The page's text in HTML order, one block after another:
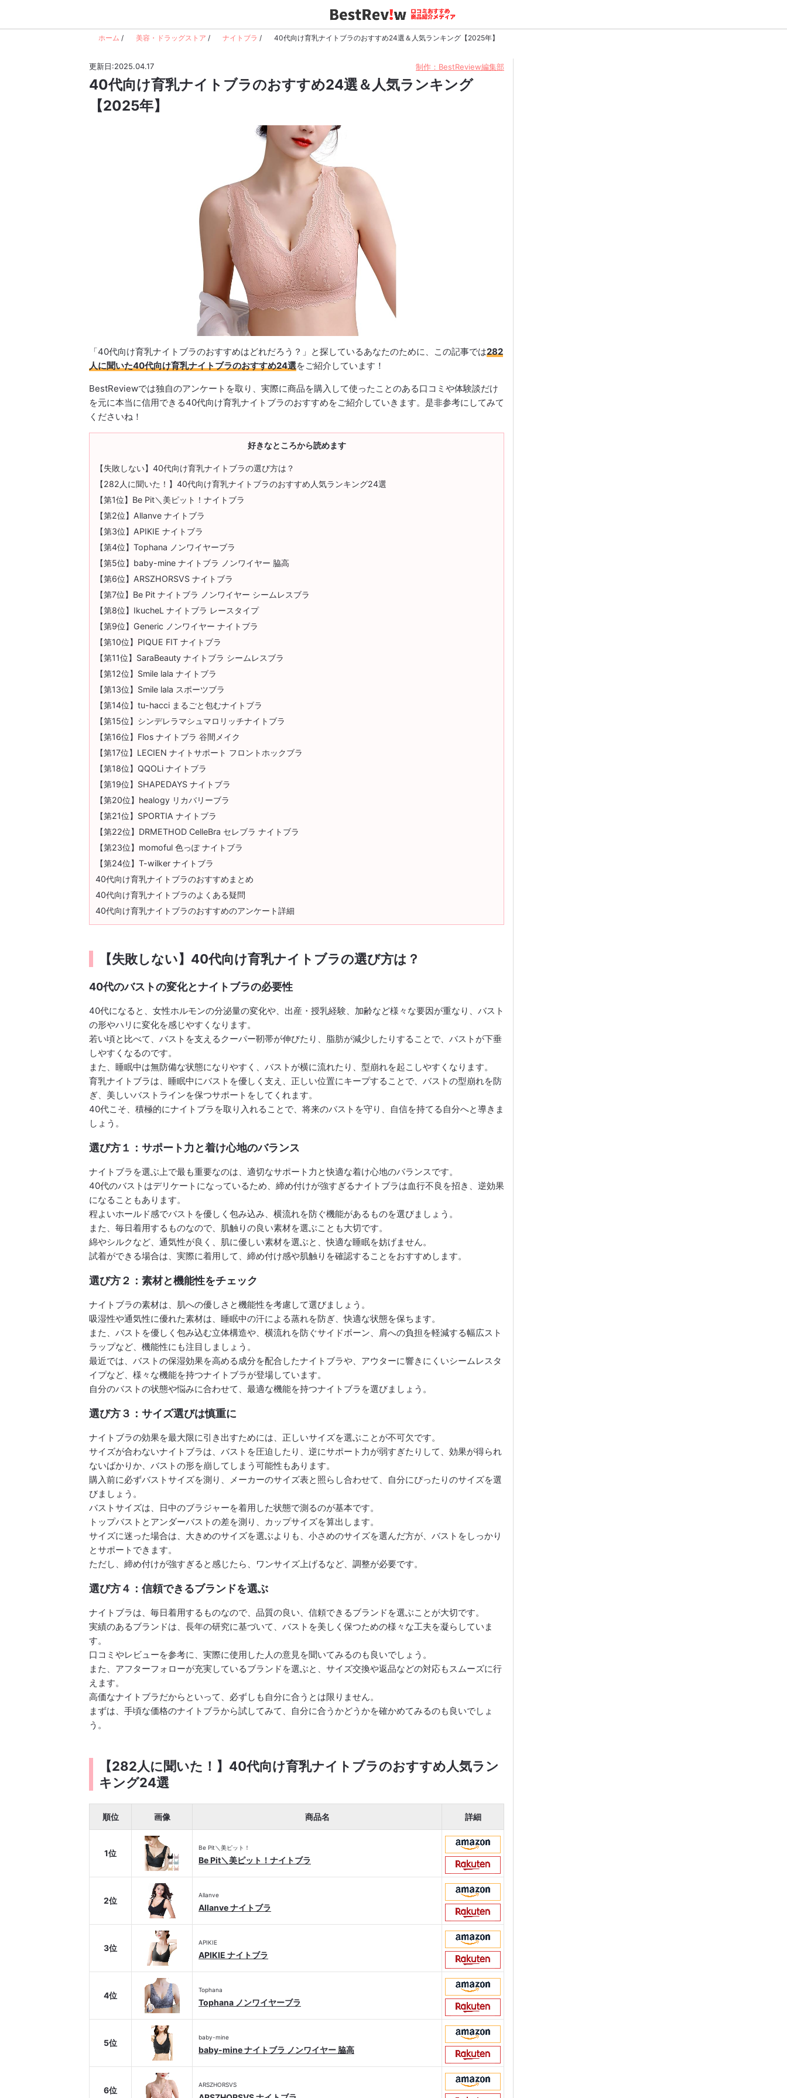
ホーム / 美容・ドラッグストア / ナイトブラ / 40代向け育乳ナイトブラのおすすめ24選＆人気ランキング【2025年】
更新日:2025.04.17 制作：BestReview編集部
40代向け育乳ナイトブラのおすすめ24選＆人気ランキング
【2025年】
「40代向け育乳ナイトブラのおすすめはどれだろう？」と探しているあなたのために、この記事では282
人に聞いた40代向け育乳ナイトブラのおすすめ24選をご紹介しています！
BestReviewでは独自のアンケートを取り、実際に商品を購入して使ったことのある口コミや体験談だけ
を元に本当に信用できる40代向け育乳ナイトブラのおすすめをご紹介していきます。是非参考にしてみて
くださいね！
好きなところから読めます
【失敗しない】40代向け育乳ナイトブラの選び方は？
【282人に聞いた！】40代向け育乳ナイトブラのおすすめ人気ランキング24選
【第1位】Be Pit＼美ピット！ナイトブラ
【第2位】Allanve ナイトブラ
【第3位】APIKIE ナイトブラ
【第4位】Tophana ノンワイヤーブラ
【第5位】baby-mine ナイトブラ ノンワイヤー 脇高
【第6位】ARSZHORSVS ナイトブラ
【第7位】Be Pit ナイトブラ ノンワイヤー シームレスブラ
【第8位】IkucheL ナイトブラ レースタイプ
【第9位】Generic ノンワイヤー ナイトブラ
【第10位】PIQUE FIT ナイトブラ
【第11位】SaraBeauty ナイトブラ シームレスブラ
【第12位】Smile lala ナイトブラ
【第13位】Smile lala スポーツブラ
【第14位】tu-hacci まるごと包むナイトブラ
【第15位】シンデレラマシュマロリッチナイトブラ
【第16位】Flos ナイトブラ 谷間メイク
【第17位】LECIEN ナイトサポート フロントホックブラ
【第18位】QQOLi ナイトブラ
【第19位】SHAPEDAYS ナイトブラ
【第20位】healogy リカバリーブラ
【第21位】SPORTIA ナイトブラ
【第22位】DRMETHOD CelleBra セレブラ ナイトブラ
【第23位】momoful 色っぽ ナイトブラ
【第24位】T-wilker ナイトブラ
40代向け育乳ナイトブラのおすすめまとめ
40代向け育乳ナイトブラのよくある疑問
40代向け育乳ナイトブラのおすすめのアンケート詳細
【失敗しない】40代向け育乳ナイトブラの選び方は？
40代のバストの変化とナイトブラの必要性
40代になると、女性ホルモンの分泌量の変化や、出産・授乳経験、加齢など様々な要因が重なり、バスト
の形やハリに変化を感じやすくなります。
若い頃と比べて、バストを支えるクーパー靭帯が伸びたり、脂肪が減少したりすることで、バストが下垂
しやすくなるのです。
また、睡眠中は無防備な状態になりやすく、バストが横に流れたり、型崩れを起こしやすくなります。
育乳ナイトブラは、睡眠中にバストを優しく支え、正しい位置にキープすることで、バストの型崩れを防
ぎ、美しいバストラインを保つサポートをしてくれます。
40代こそ、積極的にナイトブラを取り入れることで、将来のバストを守り、自信を持てる自分へと導きま
しょう。
選び方１：サポート力と着け心地のバランス
ナイトブラを選ぶ上で最も重要なのは、適切なサポート力と快適な着け心地のバランスです。
40代のバストはデリケートになっているため、締め付けが強すぎるナイトブラは血行不良を招き、逆効果
になることもあります。
程よいホールド感でバストを優しく包み込み、横流れを防ぐ機能があるものを選びましょう。
また、毎日着用するものなので、肌触りの良い素材を選ぶことも大切です。
綿やシルクなど、通気性が良く、肌に優しい素材を選ぶと、快適な睡眠を妨げません。
試着ができる場合は、実際に着用して、締め付け感や肌触りを確認することをおすすめします。
選び方２：素材と機能性をチェック
ナイトブラの素材は、肌への優しさと機能性を考慮して選びましょう。
吸湿性や通気性に優れた素材は、睡眠中の汗による蒸れを防ぎ、快適な状態を保ちます。
また、バストを優しく包み込む立体構造や、横流れを防ぐサイドボーン、肩への負担を軽減する幅広スト
ラップなど、機能性にも注目しましょう。
最近では、バストの保湿効果を高める成分を配合したナイトブラや、アウターに響きにくいシームレスタ
イプなど、様々な機能を持つナイトブラが登場しています。
自分のバストの状態や悩みに合わせて、最適な機能を持つナイトブラを選びましょう。
選び方３：サイズ選びは慎重に
ナイトブラの効果を最大限に引き出すためには、正しいサイズを選ぶことが不可欠です。
サイズが合わないナイトブラは、バストを圧迫したり、逆にサポート力が弱すぎたりして、効果が得られ
ないばかりか、バストの形を崩してしまう可能性もあります。
購入前に必ずバストサイズを測り、メーカーのサイズ表と照らし合わせて、自分にぴったりのサイズを選
びましょう。
バストサイズは、日中のブラジャーを着用した状態で測るのが基本です。
トップバストとアンダーバストの差を測り、カップサイズを算出します。
サイズに迷った場合は、大きめのサイズを選ぶよりも、小さめのサイズを選んだ方が、バストをしっかり
とサポートできます。
ただし、締め付けが強すぎると感じたら、ワンサイズ上げるなど、調整が必要です。
選び方４：信頼できるブランドを選ぶ
ナイトブラは、毎日着用するものなので、品質の良い、信頼できるブランドを選ぶことが大切です。
実績のあるブランドは、長年の研究に基づいて、バストを美しく保つための様々な工夫を凝らしていま
す。
口コミやレビューを参考に、実際に使用した人の意見を聞いてみるのも良いでしょう。
また、アフターフォローが充実しているブランドを選ぶと、サイズ交換や返品などの対応もスムーズに行
えます。
高価なナイトブラだからといって、必ずしも自分に合うとは限りません。
まずは、手頃な価格のナイトブラから試してみて、自分に合うかどうかを確かめてみるのも良いでしょ
う。
【282人に聞いた！】40代向け育乳ナイトブラのおすすめ人気ラン
キング24選
順位 画像 商品名 詳細
1位
Be Pit＼美ピット！
Be Pit＼美ピット！ナイトブラ
2位
Allanve
Allanve ナイトブラ
3位
APIKIE
APIKIE ナイトブラ
4位
Tophana
Tophana ノンワイヤーブラ
5位
baby-mine
baby-mine ナイトブラ ノンワイヤー 脇高
6位
ARSZHORSVS